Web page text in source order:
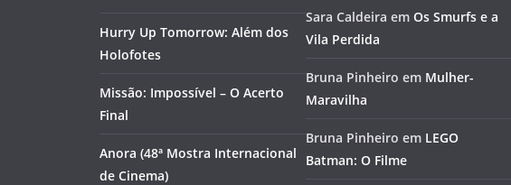
Hurry Up Tomorrow: Além dos
Holofotes
Missão: Impossível – O Acerto
Final
Anora (48ª Mostra Internacional
de Cinema)
Sara Caldeira em Os Smurfs e a
Vila Perdida
Bruna Pinheiro em Mulher-
Maravilha
Bruna Pinheiro em LEGO
Batman: O Filme